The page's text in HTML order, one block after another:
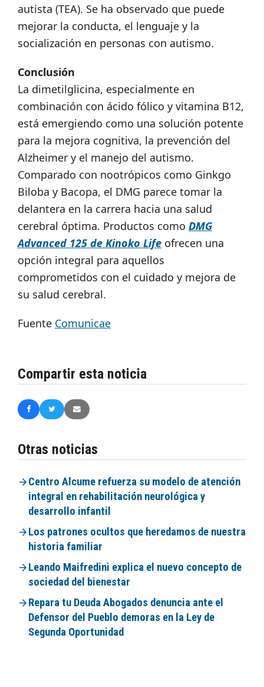
autista (TEA). Se ha observado que puede
mejorar la conducta, el lenguaje y la
socialización en personas con autismo.
Conclusión
La dimetilglicina, especialmente en
combinación con ácido fólico y vitamina B12,
está emergiendo como una solución potente
para la mejora cognitiva, la prevención del
Alzheimer y el manejo del autismo.
Comparado con nootrópicos como Ginkgo
Biloba y Bacopa, el DMG parece tomar la
delantera en la carrera hacia una salud
cerebral óptima. Productos como DMG
Advanced 125 de Kinoko Life ofrecen una
opción integral para aquellos
comprometidos con el cuidado y mejora de
su salud cerebral.
Fuente Comunicae
Compartir esta noticia
Otras noticias
Centro Alcume refuerza su modelo de atención
integral en rehabilitación neurológica y
desarrollo infantil
Los patrones ocultos que heredamos de nuestra
historia familiar
Leando Maifredini explica el nuevo concepto de
sociedad del bienestar
Repara tu Deuda Abogados denuncia ante el
Defensor del Pueblo demoras en la Ley de
Segunda Oportunidad